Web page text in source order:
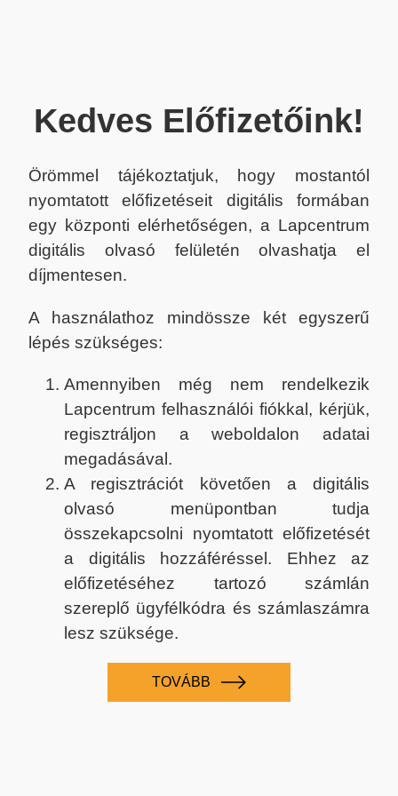
Kedves Előfizetőink!
Örömmel tájékoztatjuk, hogy mostantól
nyomtatott előfizetéseit digitális formában
egy központi elérhetőségen, a Lapcentrum
digitális olvasó felületén olvashatja el
díjmentesen.
A használathoz mindössze két egyszerű
lépés szükséges:
Amennyiben még nem rendelkezik
Lapcentrum felhasználói fiókkal, kérjük,
regisztráljon a weboldalon adatai
megadásával.
A regisztrációt követően a digitális
olvasó menüpontban tudja
összekapcsolni nyomtatott előfizetését
a digitális hozzáféréssel. Ehhez az
előfizetéséhez tartozó számlán
szereplő ügyfélkódra és számlaszámra
lesz szüksége.
TOVÁBB